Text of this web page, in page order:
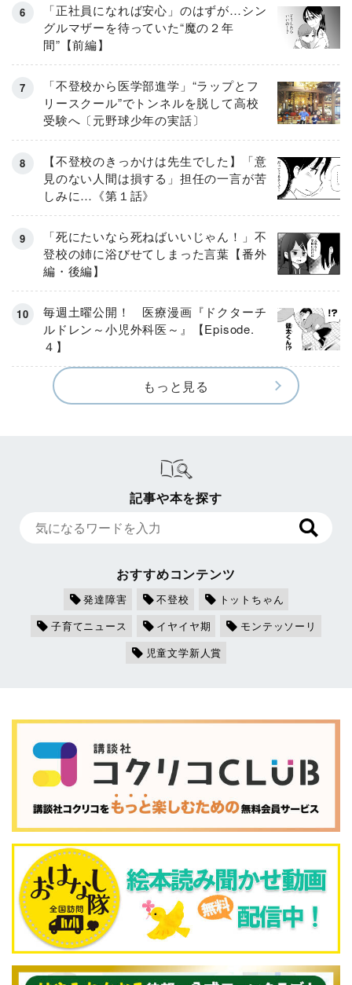
「正社員になれば安心」のはずが…シン
グルマザーを待っていた“魔の２年
間”【前編】
「不登校から医学部進学」“ラップとフ
リースクール”でトンネルを脱して高校
受験へ〔元野球少年の実話〕
【不登校のきっかけは先生でした】「意
見のない人間は損する」担任の一言が苦
しみに…《第１話》
「死にたいなら死ねばいいじゃん！」不
登校の姉に浴びせてしまった言葉【番外
編・後編】
毎週土曜公開！ 医療漫画『ドクターチ
ルドレン～小児外科医～』【Episode.
４】
もっと見る
記事や本を探す
おすすめコンテンツ
発達障害 不登校
トットちゃん
子育てニュース
イヤイヤ期
モンテッソーリ
児童文学新人賞